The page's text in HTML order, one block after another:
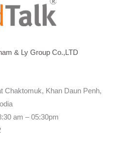
& Ly Group Co.,LTD
Chaktomuk, Khan Daun Penh,
am – 05:30pm